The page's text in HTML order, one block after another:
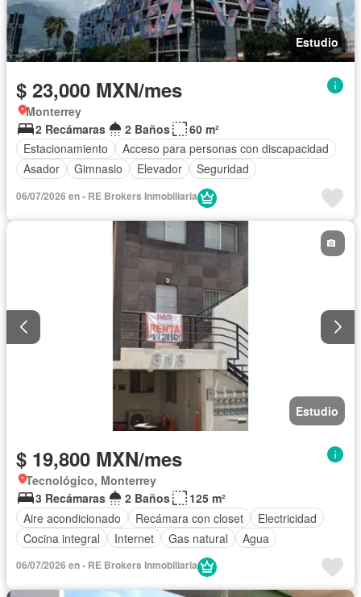
Estudio
$ 23,000 MXN/mes
Monterrey
2 Recámaras
2 Baños
60 m²
Estacionamiento
Acceso para personas con discapacidad
Asador
Gimnasio Elevador Seguridad
06/07/2026 en - RE Brokers Inmobiliaria
Estudio
$ 19,800 MXN/mes
Tecnológico, Monterrey
3 Recámaras
2 Baños
125 m²
Aire acondicionado
Recámara con closet
Electricidad
Cocina integral
Internet Gas natural Agua
06/07/2026 en - RE Brokers Inmobiliaria